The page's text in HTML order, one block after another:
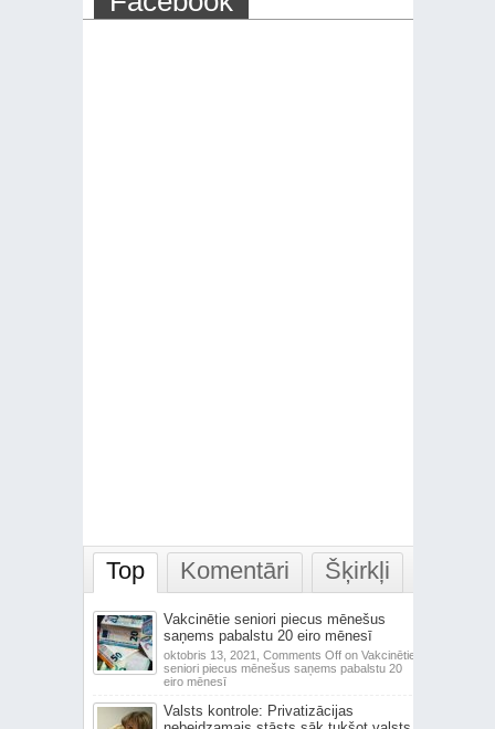
Top Komentāri Šķirkļi
Vakcinētie seniori piecus mēnešus
saņems pabalstu 20 eiro mēnesī
oktobris 13, 2021, Comments Offon Vakcinētie
seniori piecus mēnešus saņems pabalstu 20
eiro mēnesī
Valsts kontrole: Privatizācijas